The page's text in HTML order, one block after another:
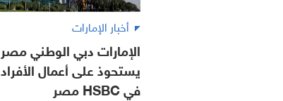
أخبار الإمارات
الإمارات دبي الوطني مصر
يستحوذ على أعمال الأفراد
في HSBC مصر